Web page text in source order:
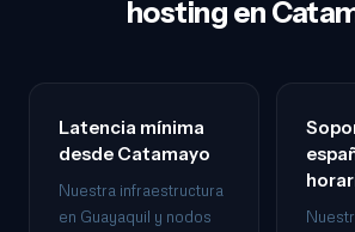
hosting en
Latencia mínima
desde Catamayo
Nuestra infraestructura
en Guayaquil y nodos